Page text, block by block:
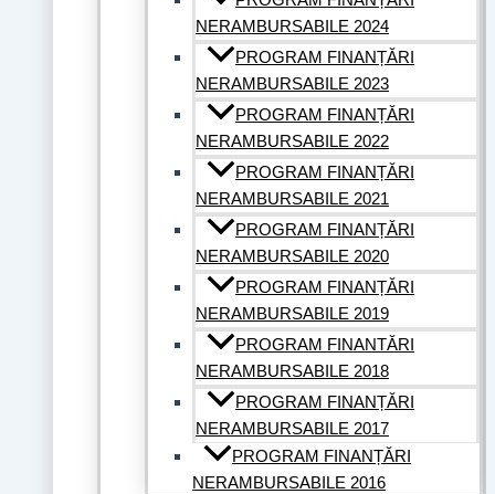
NERAMBURSABILE 2024
PROGRAM FINANȚĂRI
NERAMBURSABILE 2023
PROGRAM FINANȚĂRI
NERAMBURSABILE 2022
PROGRAM FINANȚĂRI
NERAMBURSABILE 2021
PROGRAM FINANȚĂRI
NERAMBURSABILE 2020
PROGRAM FINANȚĂRI
NERAMBURSABILE 2019
PROGRAM FINANTĂRI
NERAMBURSABILE 2018
PROGRAM FINANȚĂRI
NERAMBURSABILE 2017
PROGRAM FINANȚĂRI
NERAMBURSABILE 2016